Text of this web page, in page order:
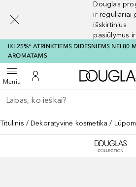
Douglas
ir reguliariai
išskirtinius
pasiūlymus ir
nuolaidas
IKI 25%* ATRINKTIEMS DIDESNIEMS NEI 80
AROMATAMS
MeniuAtidaryti meniuĮ mano paskyrą
Grįžk atgal
Vykdykite paiešką
Titulinis Dekoratyvinė kosmetika
[navigation.slideout.screenreader]